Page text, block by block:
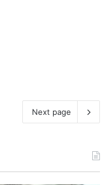
Next page